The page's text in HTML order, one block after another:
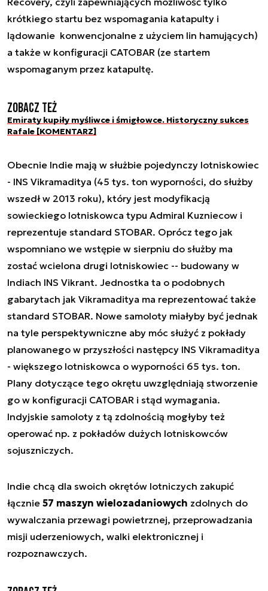
krótkiego startu bez wspomagania katapulty i
lądowanie konwencjonalne z użyciem lin hamujących)
a także w konfiguracji CATOBAR (ze startem
wspomaganym przez katapultę.
Zobacz też
Emiraty kupiły myśliwce i śmigłowce. Historyczny sukces
Rafale [KOMENTARZ]
Obecnie Indie mają w służbie pojedynczy lotniskowiec
- INS Vikramaditya (45 tys. ton wyporności, do służby
wszedł w 2013 roku), który jest modyfikacją
sowieckiego lotniskowca typu Admiral Kuzniecow i
reprezentuje standard STOBAR. Oprócz tego jak
wspomniano we wstępie w sierpniu do służby ma
zostać wcielona drugi lotniskowiec -- budowany w
Indiach INS Vikrant. Jednostka ta o podobnych
gabarytach jak Vikramaditya ma reprezentować także
standard STOBAR. Nowe samoloty miałyby być jednak
na tyle perspektywniczne aby móc służyć z pokłady
planowanego w przyszłości następcy INS Vikramaditya
- większego lotniskowca o wyporności 65 tys. ton.
Plany dotyczące tego okrętu uwzględniają stworzenie
go w konfiguracji CATOBAR i stąd wymagania.
Indyjskie samoloty z tą zdolnością mogłyby też
operować np. z pokładów dużych lotniskowców
sojuszniczych.
Indie chcą dla swoich okrętów lotniczych zakupić
łącznie 57 maszyn wielozadaniowych zdolnych do
wywalczania przewagi powietrznej, przeprowadzania
misji uderzeniowych, walki elektronicznej i
rozpoznawczych.